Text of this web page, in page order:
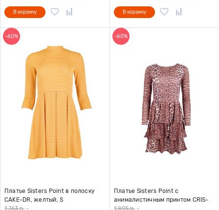
В корзину В корзину
-60%
Платье Sisters Point в полоску
CAKE-DR, желтый, S
1 763 р. -
-60%
Платье Sisters Point с
анималистичным принтом CRIS-
DR4, коричневый, S
1 895 р. -